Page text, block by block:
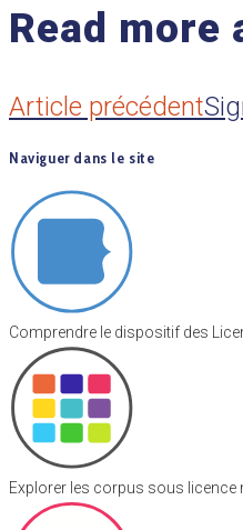
Read
Article précédent
Naviguer dans le site
Comprendre le dispositif des
Explorer les corpus sous licence